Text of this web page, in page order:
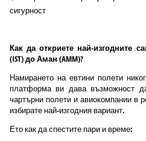
сигурност
Как да откриете най-изгодните
(IST) до Аман (AMM)?
Намирането на евтини полети
платформа ви дава възможност
чартърни полети и авиокомпании в
избирате най-изгодния вариант.
Ето как да спестите пари и време: